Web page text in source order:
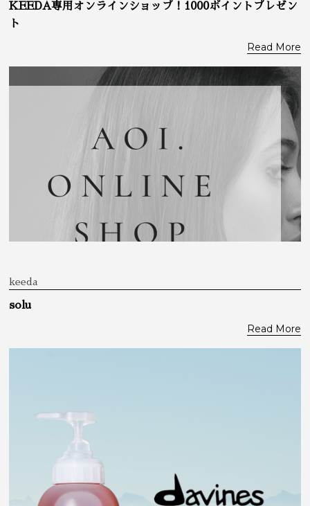
KEEDA専用オンラインショップ！1000ポイントプレゼン
ト
Read More
keeda
solu
Read More